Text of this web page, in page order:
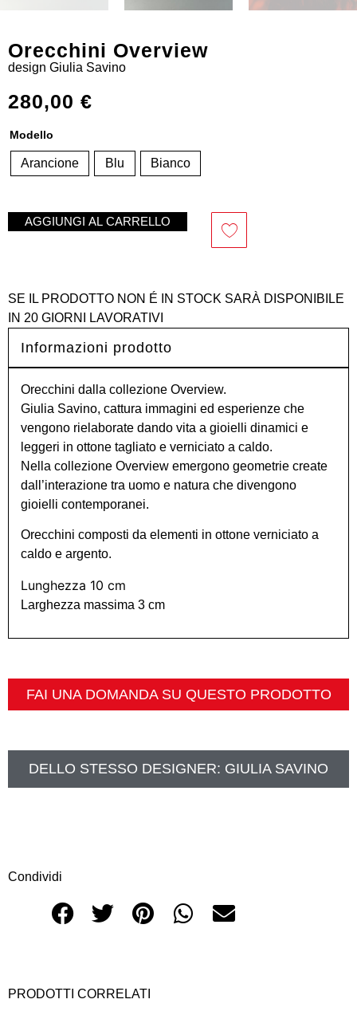
Orecchini Overview
design Giulia Savino
280,00 €
Modello
Arancione Blu Bianco
AGGIUNGI AL CARRELLO
SE IL PRODOTTO NON É IN STOCK SARÀ DISPONIBILE
IN 20 GIORNI LAVORATIVI
Informazioni prodotto
Orecchini dalla collezione Overview.
Giulia Savino, cattura immagini ed esperienze che
vengono rielaborate dando vita a gioielli dinamici e
leggeri in ottone tagliato e verniciato a caldo.
Nella collezione Overview emergono geometrie create
dall’interazione tra uomo e natura che divengono
gioielli contemporanei.
Orecchini composti da elementi in ottone verniciato a
caldo e argento.
Lunghezza 10 cm
Larghezza massima 3 cm
FAI UNA DOMANDA SU QUESTO PRODOTTO
DELLO STESSO DESIGNER: GIULIA SAVINO
Condividi
PRODOTTI CORRELATI